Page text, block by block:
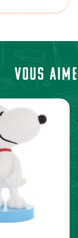
Vous